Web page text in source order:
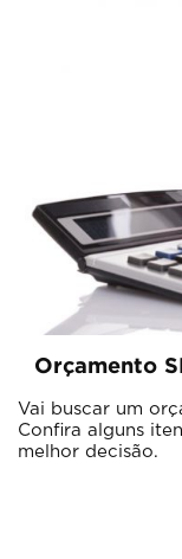
Orçamento
Vai buscar um
Confira alguns
melhor decisão.